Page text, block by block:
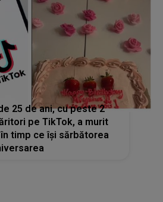
25 de ani, cu peste 2
pe TikTok, a murit
timp ce își sărbătorea